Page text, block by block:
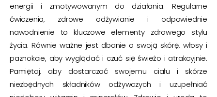
energii i zmotywowanym do działania. Regularne
ćwiczenia, zdrowe odżywianie i odpowiednie
nawodnienie to kluczowe elementy zdrowego stylu
życia. Równie ważne jest dbanie o swoją skórę, włosy i
paznokcie, aby wyglądać i czuć się świeżo i atrakcyjnie.
Pamiętaj, aby dostarczać swojemu ciału i skórze
niezbędnych składników odżywczych i uzupełniać